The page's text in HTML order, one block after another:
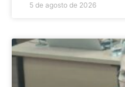
5 de agosto de 2026